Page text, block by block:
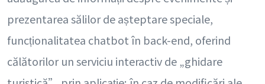
prezentarea sălilor de așteptare speciale,
funcționalitatea chatbot în back-end, oferind
călătorilor un serviciu interactiv de „ghidare